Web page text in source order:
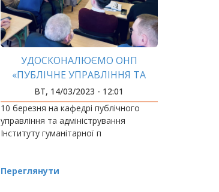
УДОСКОНАЛЮЄМО ОНП
«ПУБЛІЧНЕ УПРАВЛІННЯ ТА
АДМІНІСТРУВАННЯ»
ВТ, 14/03/2023 - 12:01
10 березня на кафедрі публічного
управління та адміністрування
Інституту гуманітарної п
Переглянути